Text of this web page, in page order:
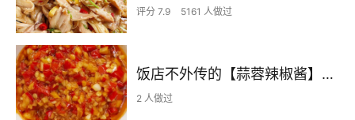
评分 7.9 5161 人做过
饭店不外传的【蒜蓉辣椒酱】自己在家也可以做出
2 人做过